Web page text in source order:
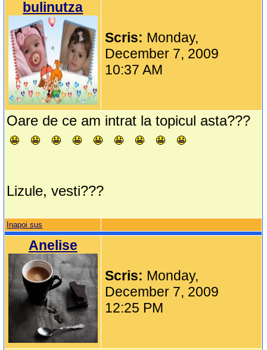
bulinutza
Scris: Monday,
December 7, 2009
10:37 AM
Oare de ce am intrat la topicul asta???
Lizule, vesti???
Inapoi sus
Anelise
Scris: Monday,
December 7, 2009
12:25 PM